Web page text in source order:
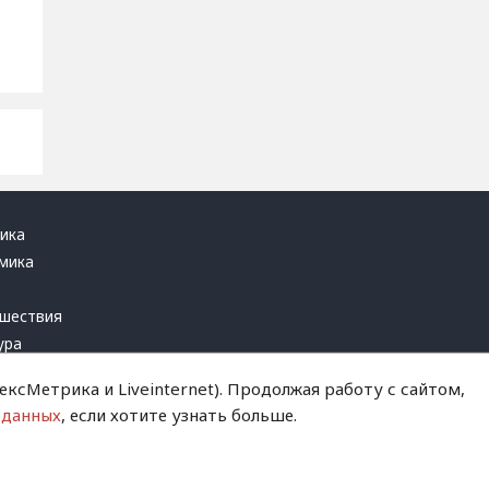
и Liveinternet). Продолжая работу с сайтом,
, если хотите узнать больше.